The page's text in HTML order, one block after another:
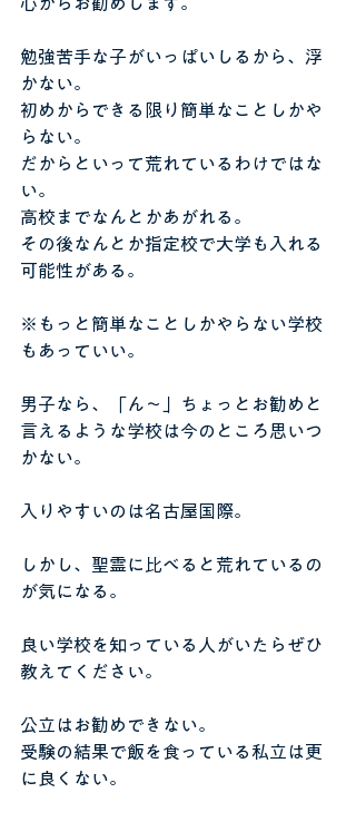
勉強苦手な子がいっぱいしるから、浮
かない。
初めからできる限り簡単なことしかや
らない。
だからといって荒れているわけではな
い。
高校までなんとかあがれる。
その後なんとか指定校で大学も入れる
可能性がある。
※もっと簡単なことしかやらない学校
もあっていい。
男子なら、「ん～」ちょっとお勧めと
言えるような学校は今のところ思いつ
かない。
入りやすいのは名古屋国際。
しかし、聖霊に比べると荒れているの
が気になる。
良い学校を知っている人がいたらぜひ
教えてください。
公立はお勧めできない。
受験の結果で飯を食っている私立は更
に良くない。